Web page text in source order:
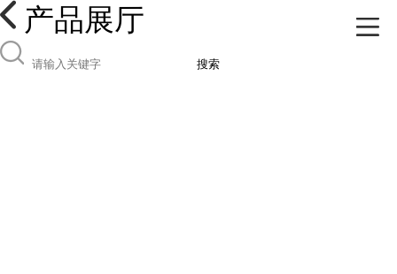
产品展厅
搜索